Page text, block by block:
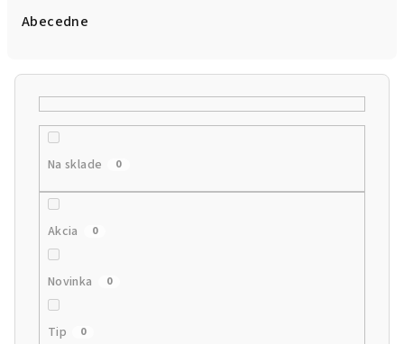
Abecedne
Na sklade 0
Akcia 0
Novinka 0
Tip 0